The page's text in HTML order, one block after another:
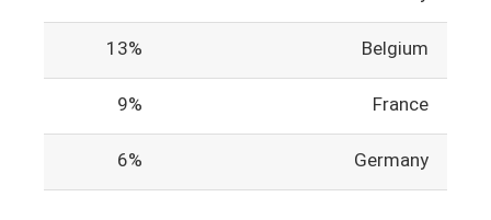
Belgium
13%
France
9%
Germany
6%